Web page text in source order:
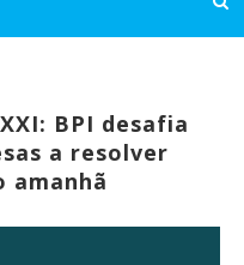
BPI desafia
a resolver
amanhã